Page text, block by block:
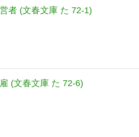
者 (文春文庫 た 72-1)
(文春文庫 た 72-6)